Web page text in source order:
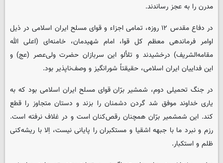
مدرن را به عجز رساندند.
در دفاع مقدس ۱۲ روزه، تمامی اجزاء و قوای مسلح ایران اسلامی در ذیل
اوامر فرماندهی معظم کل قوا، امام شهیدمان، خامنه‌ای (اعلی الله
مقامه‌الشریف) درخشیدند و تلألو این سربازان حضرت ولی‌عصر (عج) و
این فداییان ایران اسلامی، حقیقتاً شورانگیز و وصف‌ناپذیر بود.
در جنگ تحمیلی دوم، شمشیر برّان قوای مسلح ایران اسلامی بود که به
یاری خداوند موفق شد گردن دشمنان را بزند و دستان متجاوز را قطع
کند. این شمشمیر برّان همچنان رقص‌کنان است و در غلاف نرفته است.
رزم و نبرد ما با جبهه اشقیا و مستکبران را پایانی نیست، اِلا با ریشه‌کنی
ظلم و استکبار.